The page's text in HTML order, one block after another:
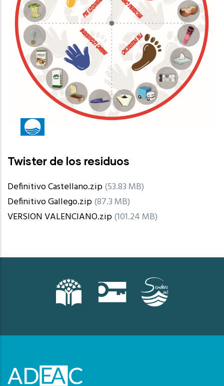
Twister de los residuos
Definitivo Castellano.zip(53.83 MB)
Definitivo Gallego.zip(87.3 MB)
VERSION VALENCIANO.zip(101.24 MB)